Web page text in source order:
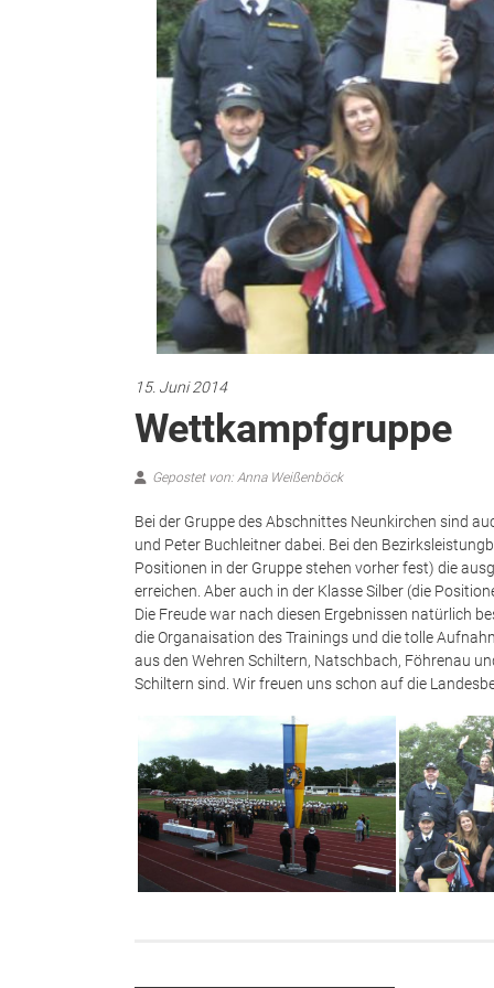
15. Juni 2014
Wettkampfgruppe
Gepostet von: Anna Weißenböck
Bei der Gruppe des Abschnittes Neunkirchen sind
und Peter Buchleitner dabei. Bei den
Positionen in der Gruppe stehen vorher fest) die
erreichen. Aber auch in der Klasse Silber (die
Die Freude war nach diesen Ergebnissen natürlich
die Organaisation des Trainings und die tolle
aus den Wehren Schiltern, Natschbach, Föhrenau
Schiltern sind. Wir freuen uns schon auf die